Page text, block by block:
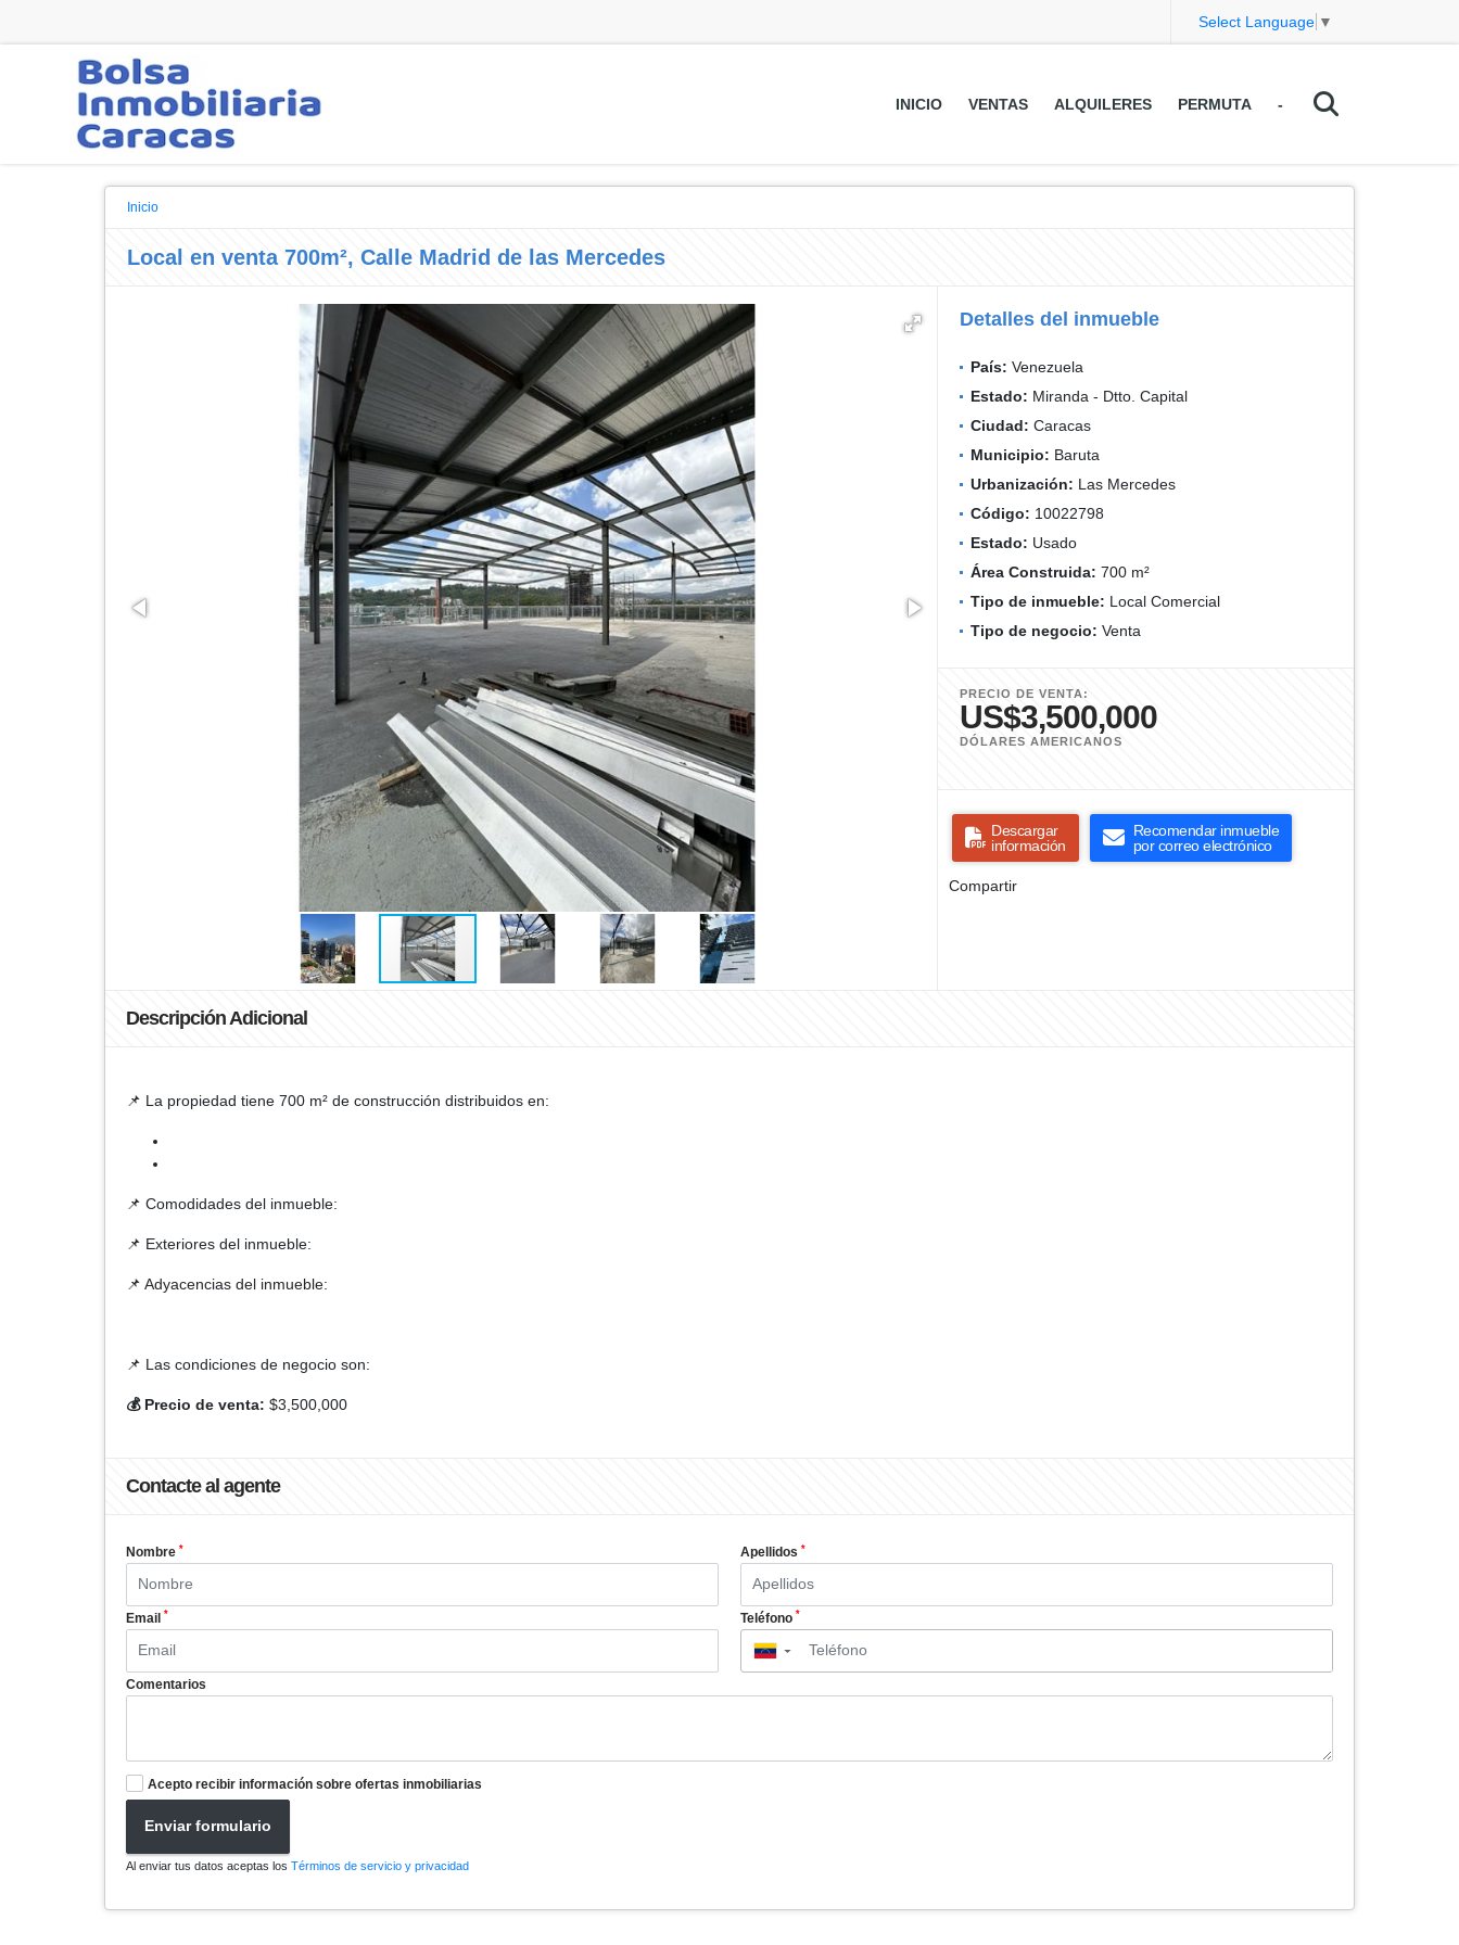
Select Language ▼
INICIO VENTAS ALQUILERES PERMUTA -
Inicio
Local en venta 700m², Calle Madrid de las Mercedes
Detalles del inmueble
País: Venezuela
Estado: Miranda - Dtto. Capital
Ciudad: Caracas
Municipio: Baruta
Urbanización: Las Mercedes
Código: 10022798
Estado: Usado
Área Construida: 700 m²
Tipo de inmueble: Local Comercial
Tipo de negocio: Venta
PRECIO DE VENTA:
US$3,500,000
DÓLARES AMERICANOS
Descargar
información
Recomendar inmueble
por correo electrónico
Compartir
Descripción Adicional
📌 La propiedad tiene 700 m² de construcción distribuidos en:
📌 Comodidades del inmueble:
📌 Exteriores del inmueble:
📌 Adyacencias del inmueble:
📌 Las condiciones de negocio son:
💰 Precio de venta: $3,500,000
Contacte al agente
Nombre * Apellidos *
Email * Teléfono *
▼
Comentarios
Acepto recibir información sobre ofertas inmobiliarias
Enviar formulario
Al enviar tus datos aceptas los Términos de servicio y privacidad